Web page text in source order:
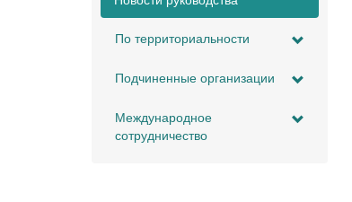
По территориальности
Подчиненные организации
Международное
сотрудничество